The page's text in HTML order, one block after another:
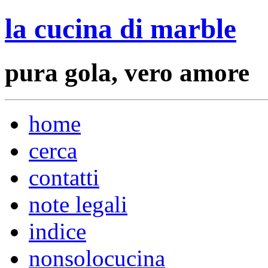
la cucina di marble
pura gola, vero amore
home
cerca
contatti
note legali
indice
nonsolocucina